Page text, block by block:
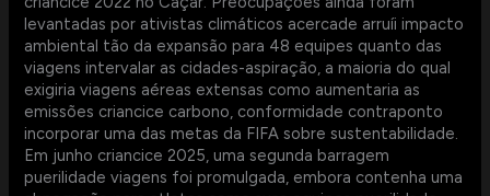
levantadas por ativistas climáticos acercade arruíi impacto
ambiental tão da expansão para 48 equipes quanto das
viagens intervalar as cidades-aspiração, a maioria do qual
exigiria viagens aéreas extensas como aumentaria as
emissões criancice carbono, conformidade contraponto
incorporar uma das metas da FIFA sobre sustentabilidade.
Em junho criancice 2025, uma segunda barragem
puerilidade viagens foi promulgada, embora contenha uma